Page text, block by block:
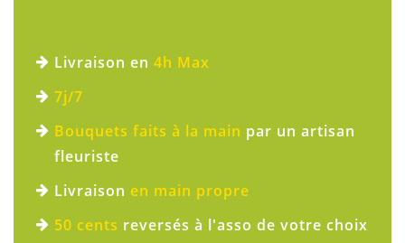
Livraison en 4h Max
7j/7
Bouquets faits à la main par un artisan
fleuriste
Livraison en main propre
50 cents reversés à l'asso de votre choix